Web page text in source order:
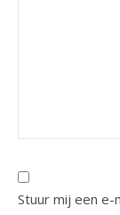
Stuur mij een e-